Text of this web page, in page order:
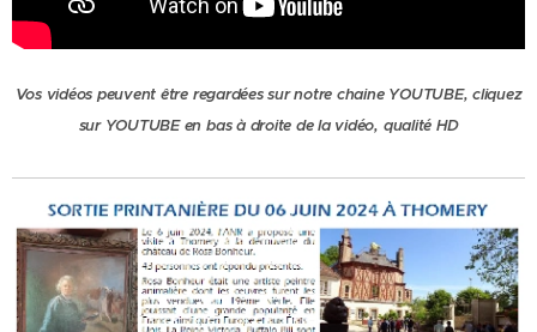
Vos vidéos peuvent être regardées sur notre chaine YOUTUBE, cliquez
sur YOUTUBE en bas à droite de la vidéo, qualité HD